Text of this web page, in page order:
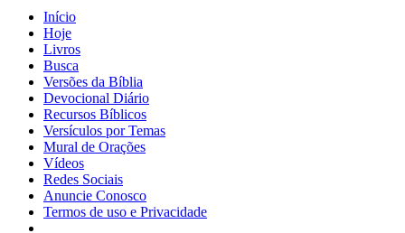
Início
Hoje
Livros
Busca
Versões da Bíblia
Devocional Diário
Recursos Bíblicos
Versículos por Temas
Mural de Orações
Vídeos
Redes Sociais
Anuncie Conosco
Termos de uso e Privacidade